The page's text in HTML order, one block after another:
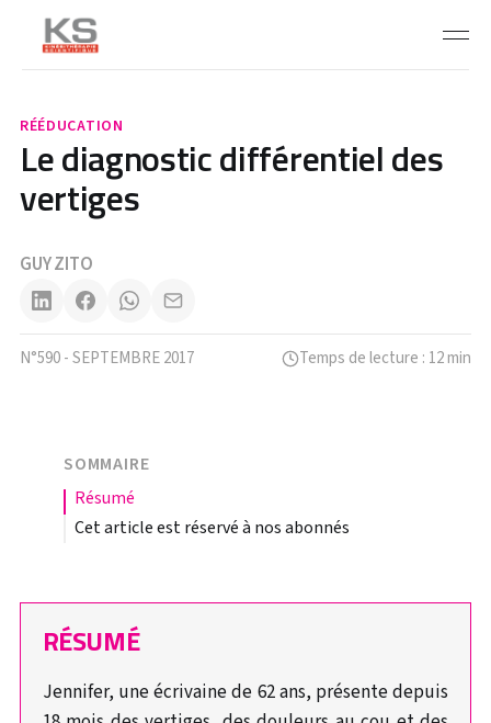
RÉÉDUCATION
Le diagnostic différentiel des
vertiges
GUY ZITO
N°590 - SEPTEMBRE 2017 Temps de lecture : 12 min
SOMMAIRE
résumé
Cet article est réservé à nos abonnés
RÉSUMÉ
Jennifer, une écrivaine de 62 ans, présente depuis